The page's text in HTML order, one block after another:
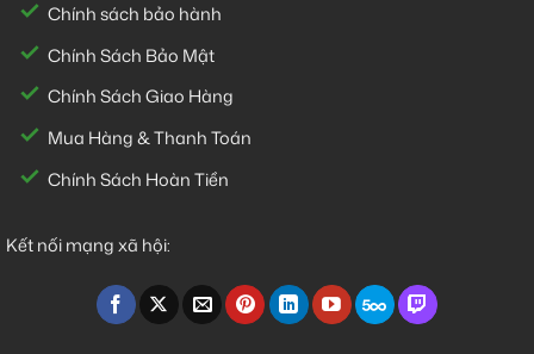
Chính sách bảo hành
Chính Sách Bảo Mật
Chính Sách Giao Hàng
Mua Hàng & Thanh Toán
Chính Sách Hoàn Tiền
Kết nối mạng xã hội: